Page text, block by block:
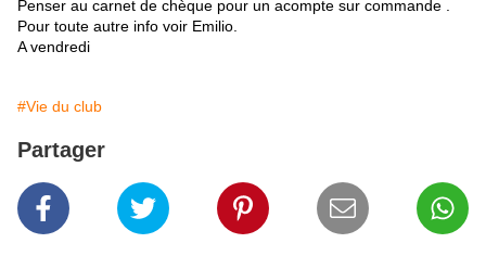
Penser au carnet de chèque pour un acompte sur commande .
Pour toute autre info voir Emilio.
A vendredi
#Vie du club
Partager